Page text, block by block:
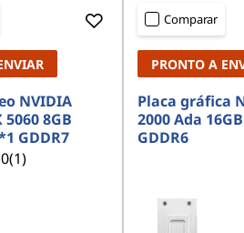
NVIDIA
5060 8GB
GDDR7
(1)
Comparar
PRONTO A
Placa gráfica
2000 Ada
GDDR6